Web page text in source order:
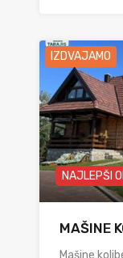
IZDVAJAMO
NAJLEPŠI
MAŠINE
Mašine